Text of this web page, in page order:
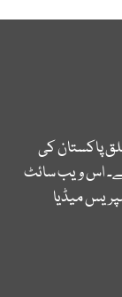
پاکستان کی
اس ویب سائٹ
میڈیا